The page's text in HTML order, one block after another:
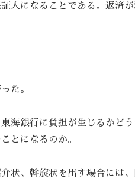
人になることである。返済
た。
海銀行に負担が生じるかど
とになるのか。
状、斡旋状を出す場合には